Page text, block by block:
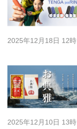
2025年12月18日 12時
2025年12月10日 13時